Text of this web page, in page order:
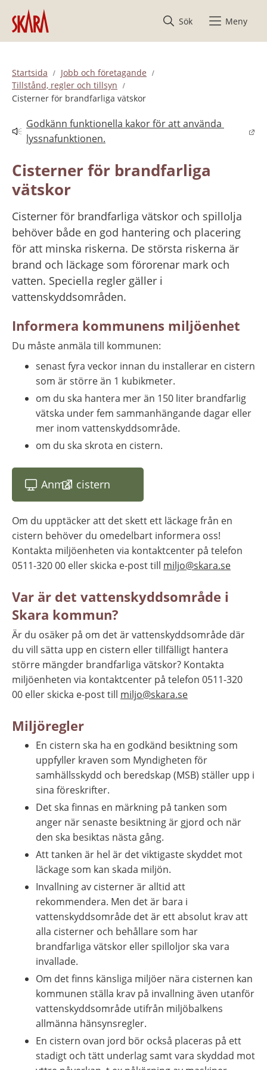
Hoppa till innehåll
Sök
Meny
Startsida
Jobb och företagande
Tillstånd, regler och tillsyn
Cisterner för brandfarliga vätskor
Godkänn funktionella kakor för att använda
lyssnafunktionen.
Länk till annan webbplats.
Cisterner för brandfarliga
vätskor
Cisterner för brandfarliga vätskor och spillolja
behöver både en god hantering och placering
för att minska riskerna. De största riskerna är
brand och läckage som förorenar mark och
vatten. Speciella regler gäller i
vattenskyddsområden.
Informera kommunens miljöenhet
Du måste anmäla till kommunen:
senast fyra veckor innan du installerar en cistern
som är större än 1 kubikmeter.
om du ska hantera mer än 150 liter brandfarlig
vätska under fem sammanhängande dagar eller
mer inom vattenskyddsområde.
om du ska skrota en cistern.
Anmäl cistern
(länk till annan webbplats)
Om du upptäcker att det skett ett läckage från en
cistern behöver du omedelbart informera oss!
Kontakta miljöenheten via kontaktcenter på telefon
0511-320 00 eller skicka e-post till miljo@skara.se
Var är det vattenskyddsområde i
Skara kommun?
Är du osäker på om det är vattenskyddsområde där
du vill sätta upp en cistern eller tillfälligt hantera
större mängder brandfarliga vätskor? Kontakta
miljöenheten via kontaktcenter på telefon 0511-320
00 eller skicka e-post till miljo@skara.se
Miljöregler
En cistern ska ha en godkänd besiktning som
uppfyller kraven som Myndigheten för
samhällsskydd och beredskap (MSB) ställer upp i
sina föreskrifter.
Det ska finnas en märkning på tanken som
anger när senaste besiktning är gjord och när
den ska besiktas nästa gång.
Att tanken är hel är det viktigaste skyddet mot
läckage som kan skada miljön.
Invallning av cisterner är alltid att
rekommendera. Men det är bara i
vattenskyddsområde det är ett absolut krav att
alla cisterner och behållare som har
brandfarliga vätskor eller spilloljor ska vara
invallade.
Om det finns känsliga miljöer nära cisternen kan
kommunen ställa krav på invallning även utanför
vattenskyddsområde utifrån miljöbalkens
allmänna hänsynsregler.
En cistern ovan jord bör också placeras på ett
stadigt och tätt underlag samt vara skyddad mot